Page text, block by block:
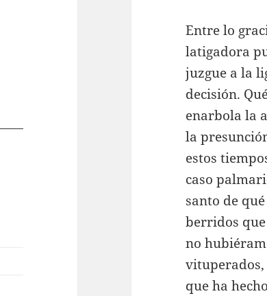
Entre lo
latigadora
juzgue a la
decisión.
enarbola la
la
estos
caso
santo de
berridos
no
vituperados,
que ha